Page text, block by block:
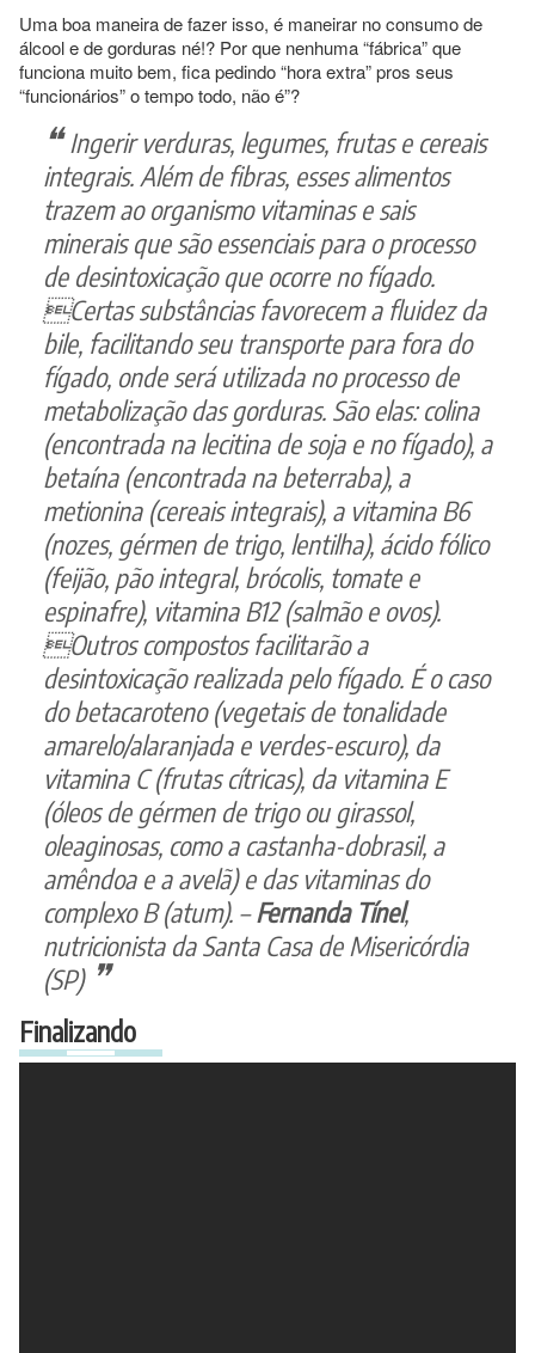
Uma boa maneira de fazer isso, é maneirar no consumo de
álcool e de gorduras né!? Por que nenhuma “fábrica” que
funciona muito bem, fica pedindo “hora extra” pros seus
“funcionários” o tempo todo, não é”?
Ingerir verduras, legumes, frutas e cereais
integrais. Além de fibras, esses alimentos
trazem ao organismo vitaminas e sais
minerais que são essenciais para o processo
de desintoxicação que ocorre no fígado.
Certas substâncias favorecem a fluidez da
bile, facilitando seu transporte para fora do
fígado, onde será utilizada no processo de
metabolização das gorduras. São elas: colina
(encontrada na lecitina de soja e no fígado), a
betaína (encontrada na beterraba), a
metionina (cereais integrais), a vitamina B6
(nozes, gérmen de trigo, lentilha), ácido fólico
(feijão, pão integral, brócolis, tomate e
espinafre), vitamina B12 (salmão e ovos).
Outros compostos facilitarão a
desintoxicação realizada pelo fígado. É o caso
do betacaroteno (vegetais de tonalidade
amarelo/alaranjada e verdes-escuro), da
vitamina C (frutas cítricas), da vitamina E
(óleos de gérmen de trigo ou girassol,
oleaginosas, como a castanha-dobrasil, a
amêndoa e a avelã) e das vitaminas do
complexo B (atum). –Fernanda Tínel,
nutricionista da Santa Casa de Misericórdia
(SP)
Finalizando